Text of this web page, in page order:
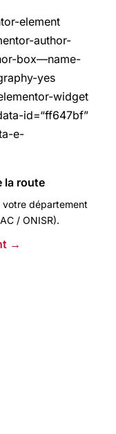
element
author-
box—name-
yes
widget
id=“ff647bf”
e-
la route
département
/ ONISR).
→